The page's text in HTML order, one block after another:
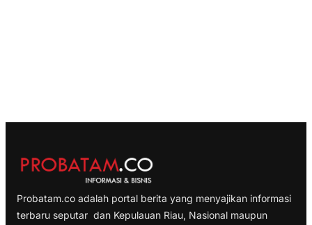
Probatam.co adalah portal berita yang menyajikan informasi
terbaru seputar dan Kepulauan Riau, Nasional maupun